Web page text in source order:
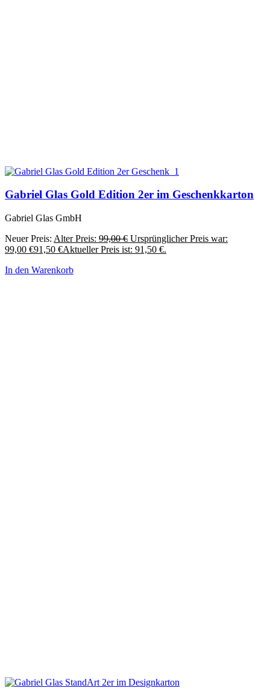
Gabriel Glas Gold Edition 2er im Geschenkkarton
Gabriel Glas GmbH
Neuer Preis: Alter Preis: 99,00€ Ursprünglicher Preis war:
99,00 €91,50 €Aktueller Preis ist: 91,50 €.
In den Warenkorb